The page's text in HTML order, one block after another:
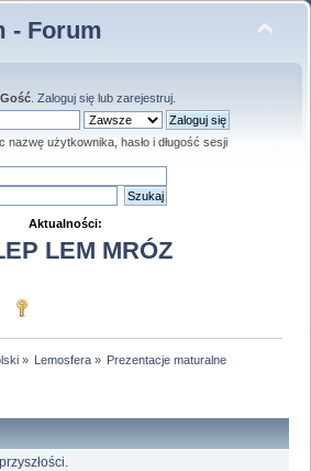
- Forum
Gość. Zaloguj sięlub zarejestruj.
nazwę użytkownika, hasło i długość sesji
Aktualności:
LEM MRÓZ
» Lemosfera» Prezentacje maturalne